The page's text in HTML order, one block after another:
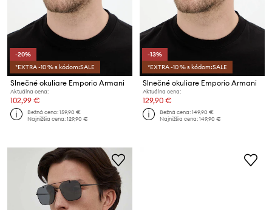
-20%
*EXTRA -10 % s kódom:SALE
Slnečné okuliare Emporio Armani
Aktuálna cena:
102,99 €
Bežná cena:159,90 €
Najnižšia cena:129,90 €
-13%
*EXTRA -10 % s kódom:SALE
Slnečné okuliare Emporio Armani
Aktuálna cena:
129,90 €
Bežná cena:149,90 €
Najnižšia cena:149,90 €